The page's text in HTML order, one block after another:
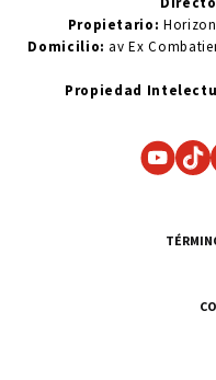
Propietario:
Domicilio: av Ex
Propiedad